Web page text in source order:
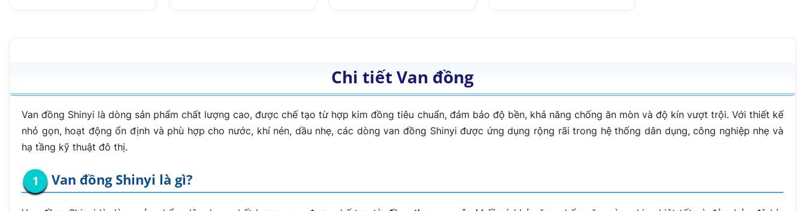
Chi tiết Van đồng
Van đồng Shinyi là dòng sản phẩm chất lượng cao, được chế tạo từ hợp kim đồng tiêu chuẩn, đảm bảo độ bền, khả năng chống ăn mòn và độ kín vượt trội. Với thiết kế
nhỏ gọn, hoạt động ổn định và phù hợp cho nước, khí nén, dầu nhẹ, các dòng van đồng Shinyi được ứng dụng rộng rãi trong hệ thống dân dụng, công nghiệp nhẹ và
hạ tầng kỹ thuật đô thị.
Van đồng Shinyi là gì?